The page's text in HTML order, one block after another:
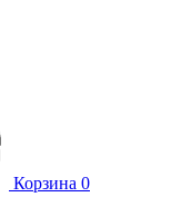
Корзина 0